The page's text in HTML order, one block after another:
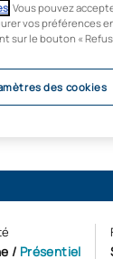
(U-
/ Présentiel
. Vous pouvez
vos préférences
sur le bouton «
des cookies